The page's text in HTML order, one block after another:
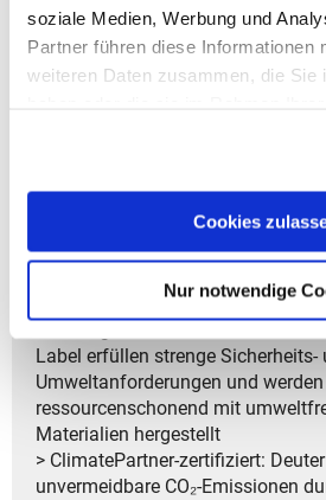
soziale Medien, Werbung und
Partner führen diese Informationen
weiteren Daten zusammen, die Sie
Cookies
Nur notwendige
Dinge
- Airstripes System für optimale
- Kindgerechte S-förmige
> Garantiedauer: Gesetzliche
> PFAS-frei: Deuter verwendet
umweltschädlichen PFAS,
umweltfreundliche DWR-
wasserabweisende Eigenschaften
Label erfüllen strenge Sicherheits-
Umweltanforderungen und werden
ressourcenschonend mit
Materialien hergestellt
> ClimatePartner-zertifiziert:
unvermeidbare CO₂-Emissionen